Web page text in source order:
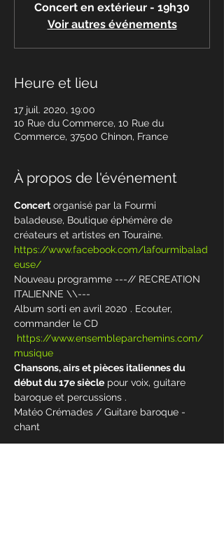
Concert en extérieur - 19h30
Voir autres événements
Heure et lieu
17 juil. 2020, 19:00
10 Rue du Commerce, 10 Rue du
Commerce, 37500 Chinon, France
À propos de l'événement
Concert organisé par la Fourmi
baladeuse, Boutique éphémère de
créateurs et artistes en Touraine.
https://www.facebook.com/lafourmibalad
euse/
Nouveau programme ---// RECREATION
ITALIENNE \\---
Album sorti en avril 2020 . Ecouter,
commander le CD
https://www.ensembleparchemins.com/
musique
Chansons, airs et pièces italiennes du
début du 17e siècle pour voix, guitare
baroque et percussions .
Matéo Crémades / Guitare baroque -
chant